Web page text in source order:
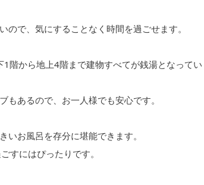
で、気にすることなく時間を過ごせます。
階から地上4階まで建物すべてが銭湯となってい
あるので、お一人様でも安心です。
お風呂を存分に堪能できます。
すにはぴったりです。